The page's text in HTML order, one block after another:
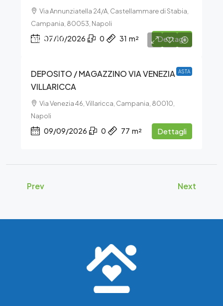
Via Annunziatella 24/A, Castellammare di Stabia,
Campania, 80053, Napoli
07/10/2026 0 31 m² Dettagli
ASTA
€26.250
DEPOSITO / MAGAZZINO VIA VENEZIA –
VILLARICCA
Via Venezia 46, Villaricca, Campania, 80010,
Napoli
09/09/2026 0 77 m² Dettagli
Prev Next